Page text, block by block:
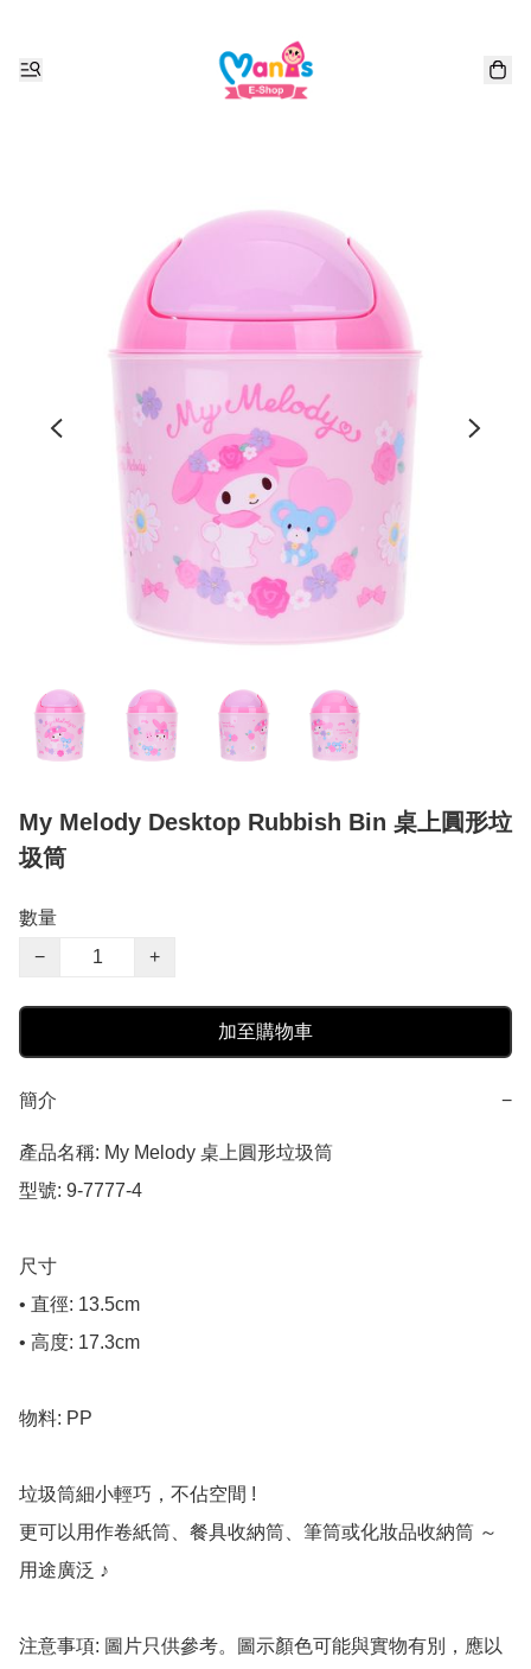
My Melody Desktop Rubbish Bin 桌上圓形垃
圾筒
數量
−
+
加至購物車
簡介 −
產品名稱: My Melody 桌上圓形垃圾筒
型號: 9-7777-4
尺寸
• 直徑: 13.5cm
• 高度: 17.3cm
物料: PP
垃圾筒細小輕巧，不佔空間 !
更可以用作卷紙筒、餐具收納筒、筆筒或化妝品收納筒 ～
用途廣泛 ♪
注意事項: 圖片只供參考。圖示顏色可能與實物有別，應以